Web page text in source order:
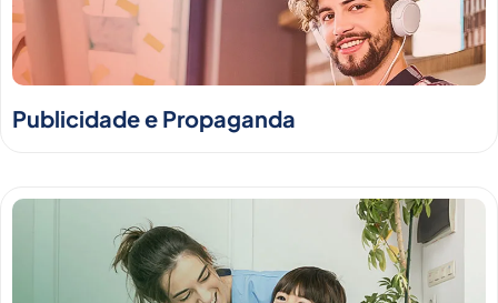
Publicidade e Propaganda